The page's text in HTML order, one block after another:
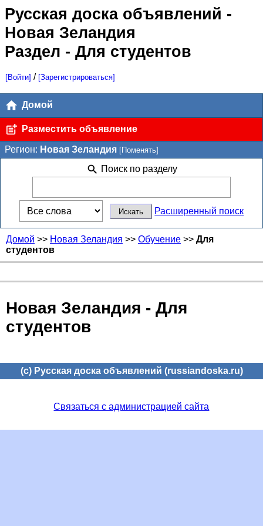
Русская доска объявлений -
Новая Зеландия
Раздел - Для студентов
[Войти] / [Зарегистрироваться]
Домой
Разместить объявление
Регион: Новая Зеландия [Поменять]
Поиск по разделу
Расширенный поиск
Домой >> Новая Зеландия >> Обучение >> Для
студентов
Новая Зеландия - Для
студентов
(c) Русская доска объявлений (russiandoska.ru)
Связаться с администрацией сайта